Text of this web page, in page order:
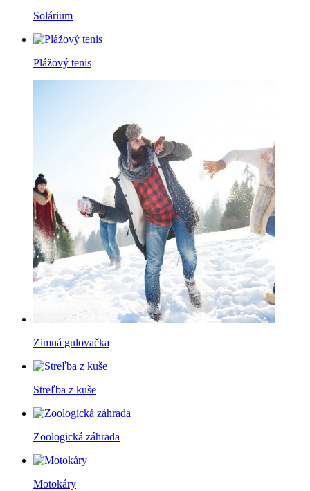
Solárium
Plážový tenis
Zimná gulovačka
Streľba z kuše
Zoologická záhrada
Motokáry